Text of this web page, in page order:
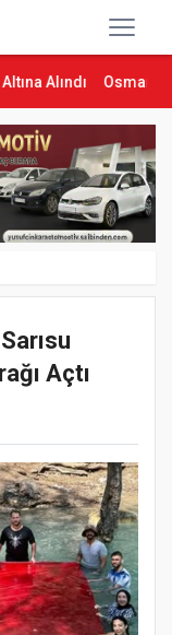
Osmaniye’de Tren
Açtı